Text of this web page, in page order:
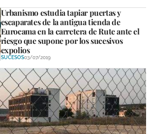
Urbanismo estudia tapiar puertas y
escaparates de la antigua tienda de
Eurocama en la carretera de Rute ante el
riesgo que supone por los sucesivos
expolios
SUCESOS03/07/2019